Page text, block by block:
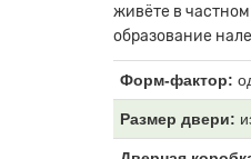
живёте в
образование
Форм-фактор:
Размер двери: